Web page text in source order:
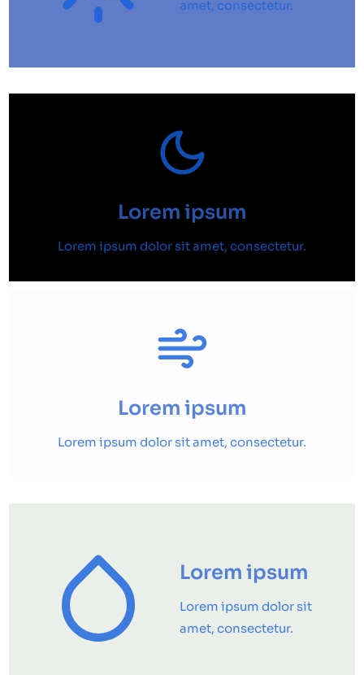
amet, consectetur.
Lorem ipsum
Lorem ipsum dolor sit amet, consectetur.
Lorem ipsum
Lorem ipsum dolor sit amet, consectetur.
Lorem ipsum
Lorem ipsum dolor sit
amet, consectetur.